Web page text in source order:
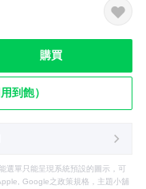
購買
到飽）
選單只能呈現系統預設的圖示，可
Google之政策規格，主題小舖